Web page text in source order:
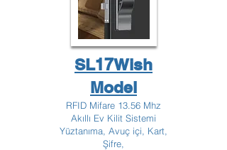
SL17Wish
Model
RFID Mifare 13.56 Mhz
Akıllı Ev Kilit Sistemi
Yüztanıma, Avuç içi, Kart,
Şifre,